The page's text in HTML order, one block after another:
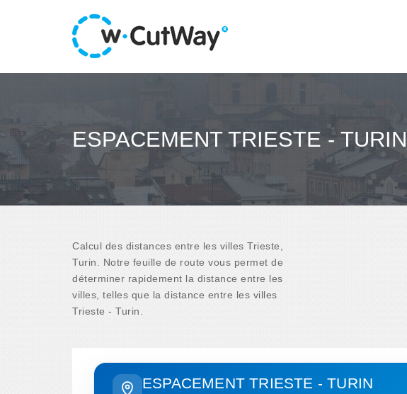
ESPACEMENT TRIESTE - TURIN
Calcul des distances entre les villes Trieste,
Turin. Notre feuille de route vous permet de
déterminer rapidement la distance entre les
villes, telles que la distance entre les villes
Trieste - Turin.
ESPACEMENT TRIESTE - TURIN